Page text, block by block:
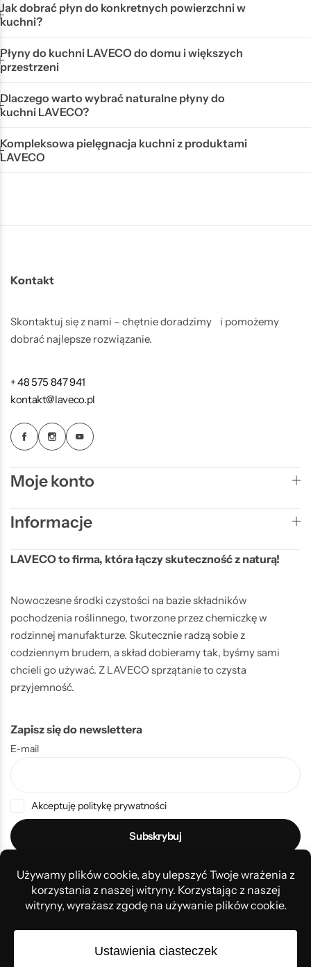
Jak dobrać płyn do konkretnych powierzchni w
kuchni?
Płyny do kuchni LAVECO do domu i większych
przestrzeni
Dlaczego warto wybrać naturalne płyny do
kuchni LAVECO?
Kompleksowa pielęgnacja kuchni z produktami
LAVECO
Kontakt
Skontaktuj się z nami – chętnie doradzimy i pomożemy
dobrać najlepsze rozwiązanie.
+ 48 575 847 941
kontakt@laveco.pl
Moje konto
Informacje
LAVECO to firma, która łączy skuteczność z naturą!
Nowoczesne środki czystości na bazie składników
pochodzenia roślinnego, tworzone przez chemiczkę w
rodzinnej manufakturze. Skutecznie radzą sobie z
codziennym brudem, a skład dobieramy tak, byśmy sami
chcieli go używać. Z LAVECO sprzątanie to czysta
przyjemność.
Zapisz się do newslettera
E-mail
Akceptuję politykę prywatności